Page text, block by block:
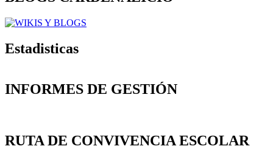
Estadisticas
INFORMES DE GESTIÓN
RUTA DE CONVIVENCIA ESCOLAR